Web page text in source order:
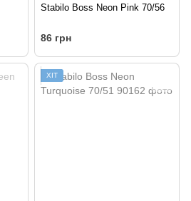
Stabilo Boss Neon Pink 70/56
86 грн
ХІТ